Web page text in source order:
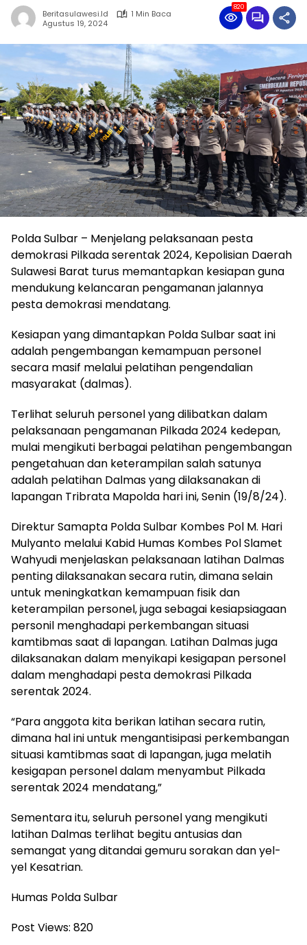
Beritasulawesi.id
1 Min Baca
Agustus 19, 2024
820
Polda Sulbar – Menjelang pelaksanaan pesta
demokrasi Pilkada serentak 2024, Kepolisian Daerah
Sulawesi Barat turus memantapkan kesiapan guna
mendukung kelancaran pengamanan jalannya
pesta demokrasi mendatang.
Kesiapan yang dimantapkan Polda Sulbar saat ini
adalah pengembangan kemampuan personel
secara masif melalui pelatihan pengendalian
masyarakat (dalmas).
Terlihat seluruh personel yang dilibatkan dalam
pelaksanaan pengamanan Pilkada 2024 kedepan,
mulai mengikuti berbagai pelatihan pengembangan
pengetahuan dan keterampilan salah satunya
adalah pelatihan Dalmas yang dilaksanakan di
lapangan Tribrata Mapolda hari ini, Senin (19/8/24).
Direktur Samapta Polda Sulbar Kombes Pol M. Hari
Mulyanto melalui Kabid Humas Kombes Pol Slamet
Wahyudi menjelaskan pelaksanaan latihan Dalmas
penting dilaksanakan secara rutin, dimana selain
untuk meningkatkan kemampuan fisik dan
keterampilan personel, juga sebagai kesiapsiagaan
personil menghadapi perkembangan situasi
kamtibmas saat di lapangan. Latihan Dalmas juga
dilaksanakan dalam menyikapi kesigapan personel
dalam menghadapi pesta demokrasi Pilkada
serentak 2024.
“Para anggota kita berikan latihan secara rutin,
dimana hal ini untuk mengantisipasi perkembangan
situasi kamtibmas saat di lapangan, juga melatih
kesigapan personel dalam menyambut Pilkada
serentak 2024 mendatang,”
Sementara itu, seluruh personel yang mengikuti
latihan Dalmas terlihat begitu antusias dan
semangat yang ditandai gemuru sorakan dan yel-
yel Kesatrian.
Humas Polda Sulbar
Post Views: 820